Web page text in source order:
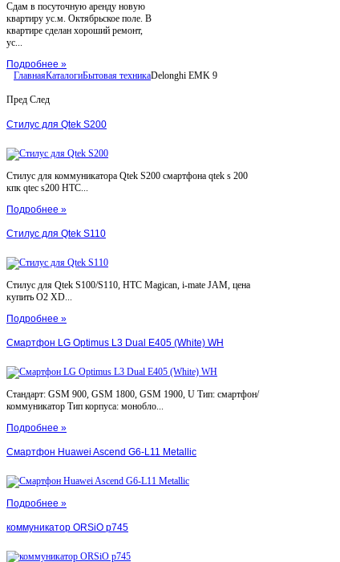
Сдам в посуточную аренду новую
квартиру ус.м. Октябрьское поле. В
квартире сделан хороший ремонт,
ус...
Подробнее »
ГлавнаяКаталогиБытовая техникаDelonghi EMK 9
Пред След
Стилус для Qtek S200
Стилус для коммуникатора Qtek S200 смартфона qtek s 200
кпк qtec s200 HTC...
Подробнее »
Стилус для Qtek S110
Стилус для Qtek S100/S110, HTC Magican, i-mate JAM, цена
купить O2 XD...
Подробнее »
Смартфон LG Optimus L3 Dual E405 (White) WH
Стандарт: GSM 900, GSM 1800, GSM 1900, U Тип: смартфон/
коммуникатор Тип корпуса: монобло...
Подробнее »
Смартфон Huawei Ascend G6-L11 Metallic
Подробнее »
коммуникатор ORSiO p745